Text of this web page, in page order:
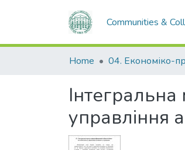
Communities &
Home
Інтегральна
управління